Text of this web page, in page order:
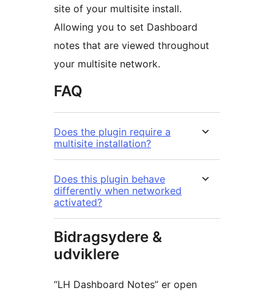
site of your multisite install.
Allowing you to set Dashboard
notes that are viewed throughout
your multisite network.
FAQ
Does the plugin require a
multisite installation?
Does this plugin behave
differently when networked
activated?
Bidragsydere &
udviklere
“LH Dashboard Notes” er open